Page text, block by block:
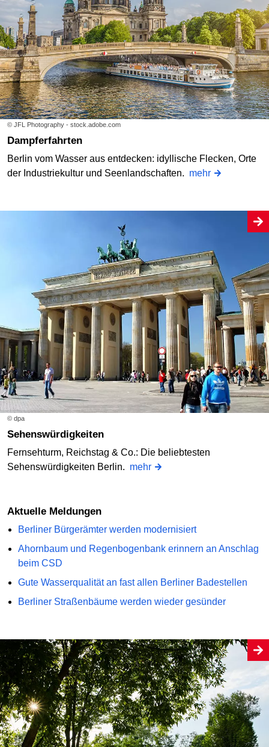
© JFL Photography - stock.adobe.com
Dampferfahrten
Berlin vom Wasser aus entdecken: idyllische Flecken, Orte
der Industriekultur und Seenlandschaften. mehr
© dpa
Sehenswürdigkeiten
Fernsehturm, Reichstag & Co.: Die beliebtesten
Sehenswürdigkeiten Berlin. mehr
Aktuelle Meldungen
Berliner Bürgerämter werden modernisiert
Ahornbaum und Regenbogenbank erinnern an Anschlag
beim CSD
Gute Wasserqualität an fast allen Berliner Badestellen
Berliner Straßenbäume werden wieder gesünder